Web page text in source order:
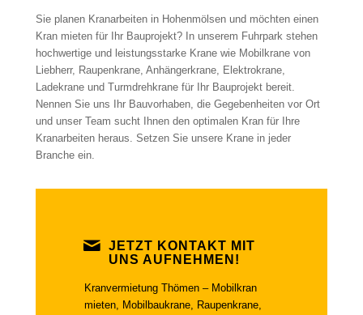
Sie planen Kranarbeiten in Hohenmölsen und möchten einen
Kran mieten für Ihr Bauprojekt? In unserem Fuhrpark stehen
hochwertige und leistungsstarke Krane wie Mobilkrane von
Liebherr, Raupenkrane, Anhängerkrane, Elektrokrane,
Ladekrane und Turmdrehkrane für Ihr Bauprojekt bereit.
Nennen Sie uns Ihr Bauvorhaben, die Gegebenheiten vor Ort
und unser Team sucht Ihnen den optimalen Kran für Ihre
Kranarbeiten heraus. Setzen Sie unsere Krane in jeder
Branche ein.
JETZT KONTAKT MIT
UNS AUFNEHMEN!
Kranvermietung Thömen – Mobilkran
mieten, Mobilbaukrane, Raupenkrane,